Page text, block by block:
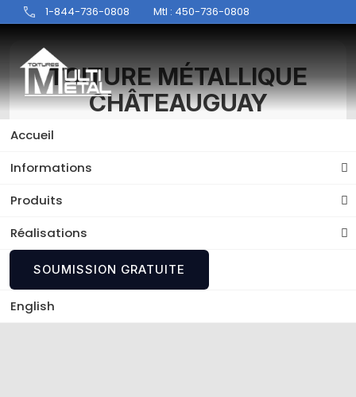
1-844-736-0808 Mtl : 450-736-0808
Accueil
Informations
Produits
Réalisations
SOUMISSION GRATUITE
English
TOITURE MÉTALLIQUE
CHÂTEAUGUAY
Découvrez les services d'experts de Toitures
Toiture métallique Châteauguay.